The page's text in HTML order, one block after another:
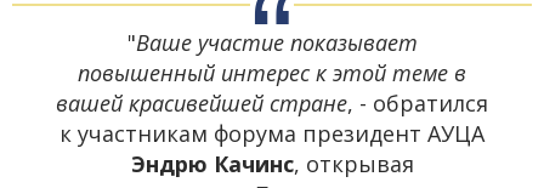
"Ваше участие показывает
повышенный интерес к этой теме в
вашей красивейшей стране, - обратился
к участникам форума президент АУЦА
Эндрю Качинс, открывая